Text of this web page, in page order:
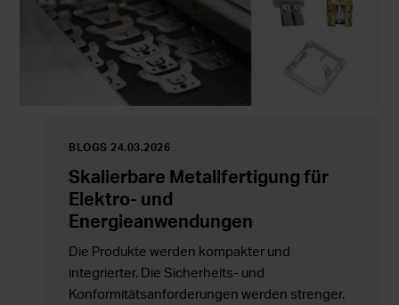
BLOGS 24.03.2026
Skalierbare Metallfertigung für
Elektro- und
Energieanwendungen
Die Produkte werden kompakter und
integrierter. Die Sicherheits- und
Konformitätsanforderungen werden strenger.